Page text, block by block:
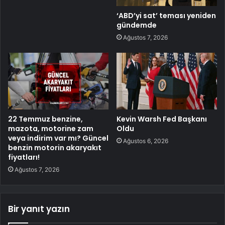
‘ABD’yi sat’ teması yeniden
gündemde
Ağustos 7, 2026
22 Temmuz benzine,
mazota, motorine zam
veya indirim var mı? Güncel
benzin motorin akaryakıt
fiyatları!
Ağustos 7, 2026
Kevin Warsh Fed Başkanı
Oldu
Ağustos 6, 2026
Bir yanıt yazın